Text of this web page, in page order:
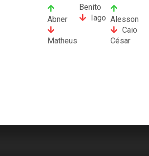
Abner
Matheus
Benito
Iago Alesson
Caio
César